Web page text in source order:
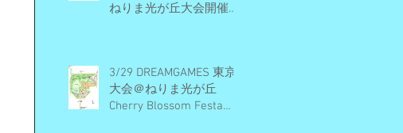
ねりま光が丘大会開催決
3/29 DREAMGAMES 東京
大会＠ねりま光が丘
Cherry Blossom Festa